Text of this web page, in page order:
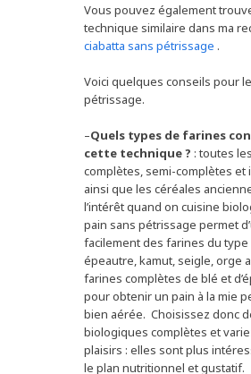
Vous pouvez également
technique similaire dans ma
ciabatta sans pétrissage .
Voici quelques conseils pour
pétrissage.
–Quels types de farines
cette technique ? : toutes
complètes, semi-complètes et
ainsi que les céréales
l’intérêt quand on cuisine
pain sans pétrissage permet
facilement des farines du
épeautre, kamut, seigle, orge
farines complètes de blé et
pour obtenir un pain à la mie
bien aérée. Choisissez donc
biologiques complètes et
plaisirs : elles sont plus
le plan nutritionnel et gustatif.